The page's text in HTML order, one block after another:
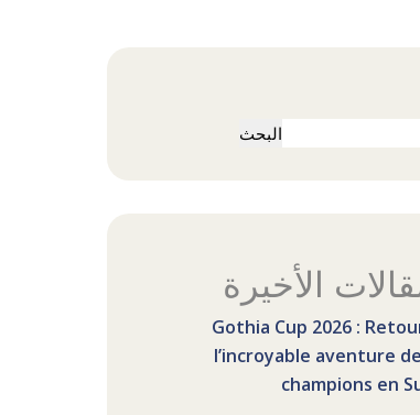
البحث
الأخيرة
Gothia Cup 2026 :
l’incroyable aventure
champions en